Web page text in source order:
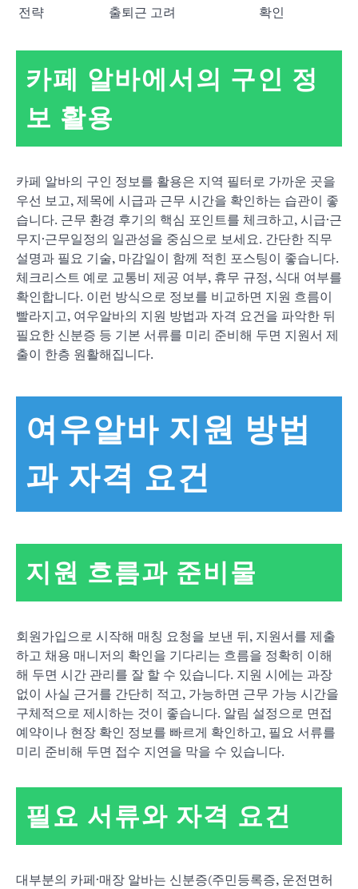
전략
출퇴근 고려
확인
카페 알바에서의 구인 정
보 활용
카페 알바의 구인 정보를 활용은 지역 필터로 가까운 곳을
우선 보고, 제목에 시급과 근무 시간을 확인하는 습관이 좋
습니다. 근무 환경 후기의 핵심 포인트를 체크하고, 시급·근
무지·근무일정의 일관성을 중심으로 보세요. 간단한 직무
설명과 필요 기술, 마감일이 함께 적힌 포스팅이 좋습니다.
체크리스트 예로 교통비 제공 여부, 휴무 규정, 식대 여부를
확인합니다. 이런 방식으로 정보를 비교하면 지원 흐름이
빨라지고, 여우알바의 지원 방법과 자격 요건을 파악한 뒤
필요한 신분증 등 기본 서류를 미리 준비해 두면 지원서 제
출이 한층 원활해집니다.
여우알바 지원 방법
과 자격 요건
지원 흐름과 준비물
회원가입으로 시작해 매칭 요청을 보낸 뒤, 지원서를 제출
하고 채용 매니저의 확인을 기다리는 흐름을 정확히 이해
해 두면 시간 관리를 잘 할 수 있습니다. 지원 시에는 과장
없이 사실 근거를 간단히 적고, 가능하면 근무 가능 시간을
구체적으로 제시하는 것이 좋습니다. 알림 설정으로 면접
예약이나 현장 확인 정보를 빠르게 확인하고, 필요 서류를
미리 준비해 두면 접수 지연을 막을 수 있습니다.
필요 서류와 자격 요건
대부분의 카페·매장 알바는 신분증(주민등록증, 운전면허